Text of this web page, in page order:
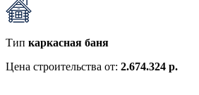
Тип каркасная баня
Цена строительства от: 2.674.324 р.